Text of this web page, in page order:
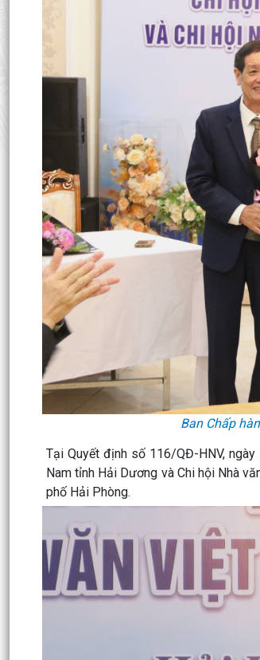
Ban Chấp
Tại Quyết định số 116/QĐ-HNV,
Nam tỉnh Hải Dương và Chi hội Nhà
phố Hải Phòng.